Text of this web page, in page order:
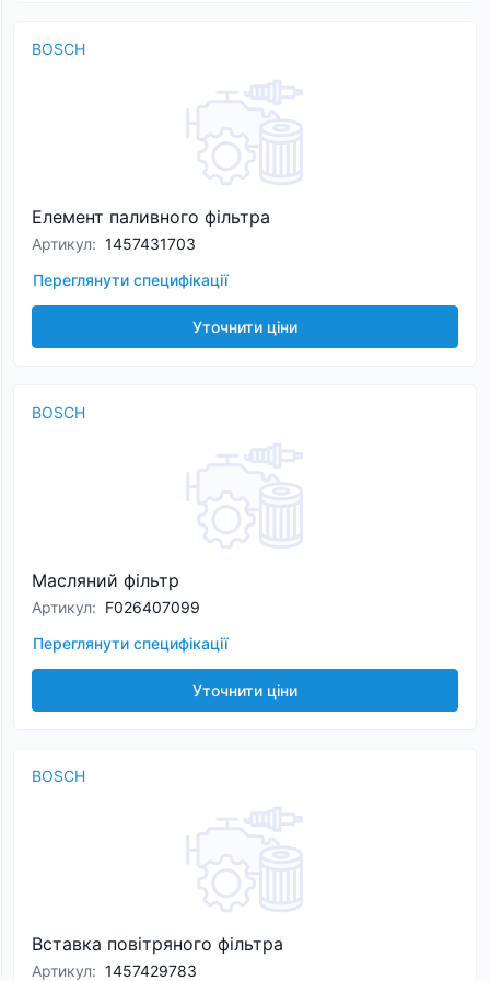
BOSCH
Елемент паливного фільтра
Артикул: 1457431703
Переглянути специфікації
Уточнити ціни
BOSCH
Масляний фільтр
Артикул: F026407099
Переглянути специфікації
Уточнити ціни
BOSCH
Вставка повітряного фільтра
Артикул: 1457429783